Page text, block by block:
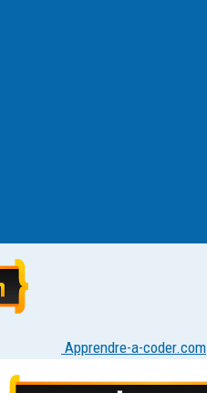
Apprendre-a-coder.com